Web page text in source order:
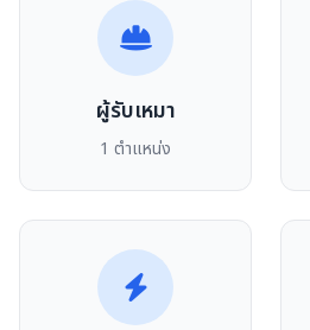
ผู้รับเหมา
1 ตำแหน่ง